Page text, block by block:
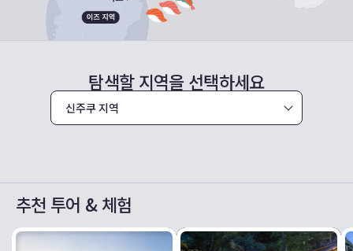
탐색할 지역을 선택하세요
추천 투어 & 체험